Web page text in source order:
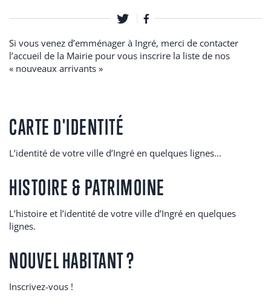
Si vous venez d’emménager à Ingré, merci de contacter
l’accueil de la Mairie pour vous inscrire la liste de nos
« nouveaux arrivants »
CARTE D'IDENTITÉ
L’identité de votre ville d’Ingré en quelques lignes...
HISTOIRE & PATRIMOINE
L’histoire et l’identité de votre ville d’Ingré en quelques
lignes.
NOUVEL HABITANT ?
Inscrivez-vous !